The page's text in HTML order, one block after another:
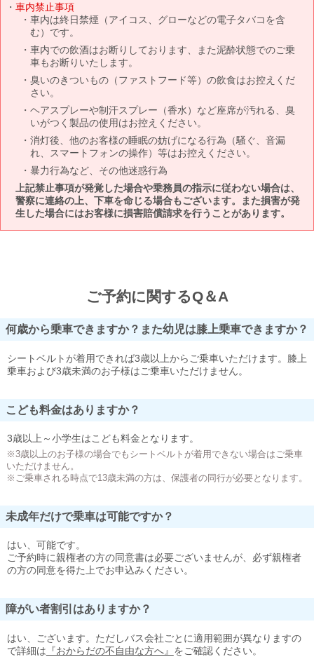
車内禁止事項
車内は終日禁煙（アイコス、グローなどの電子タバコを含
む）です。
車内での飲酒はお断りしております、また泥酔状態でのご乗
車もお断りいたします。
臭いのきついもの（ファストフード等）の飲食はお控えくだ
さい。
ヘアスプレーや制汗スプレー（香水）など座席が汚れる、臭
いがつく製品の使用はお控えください。
消灯後、他のお客様の睡眠の妨げになる行為（騒ぐ、音漏
れ、スマートフォンの操作）等はお控えください。
暴力行為など、その他迷惑行為
上記禁止事項が発覚した場合や乗務員の指示に従わない場合は、
警察に連絡の上、下車を命じる場合もございます。また損害が発
生した場合にはお客様に損害賠償請求を行うことがあります。
ご予約に関するQ＆A
何歳から乗車できますか？また幼児は膝上乗車できますか？
シートベルトが着用できれば3歳以上からご乗車いただけます。膝上
乗車および3歳未満のお子様はご乗車いただけません。
こども料金はありますか？
3歳以上～小学生はこども料金となります。
※3歳以上のお子様の場合でもシートベルトが着用できない場合はご乗車
いただけません。
※ご乗車される時点で13歳未満の方は、保護者の同行が必要となります。
未成年だけで乗車は可能ですか？
はい、可能です。
ご予約時に親権者の方の同意書は必要ございませんが、必ず親権者
の方の同意を得た上でお申込みください。
障がい者割引はありますか？
はい、ございます。ただしバス会社ごとに適用範囲が異なりますの
で詳細は 『おからだの不自由な方へ』 をご確認ください。